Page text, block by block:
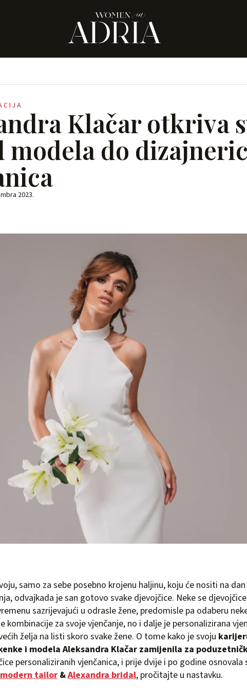
Klačar otkriva
modela do
2023.
samo za sebe posebno krojenu haljinu, koju će nositi na
odvajkada je san gotovo svake djevojčice. Neke se
sazrijevajući u odrasle žene, predomisle pa odaberu
kombinacije za svoje vjenčanje, no i dalje je personalizirana
želja na listi skoro svake žene. O tome kako je svoju
i modela Aleksandra Klačar zamijenila za
personaliziranih vjenčanica, i prije dvije i po godine osnovala
tailor&Alexandra bridal, pročitajte u nastavku.